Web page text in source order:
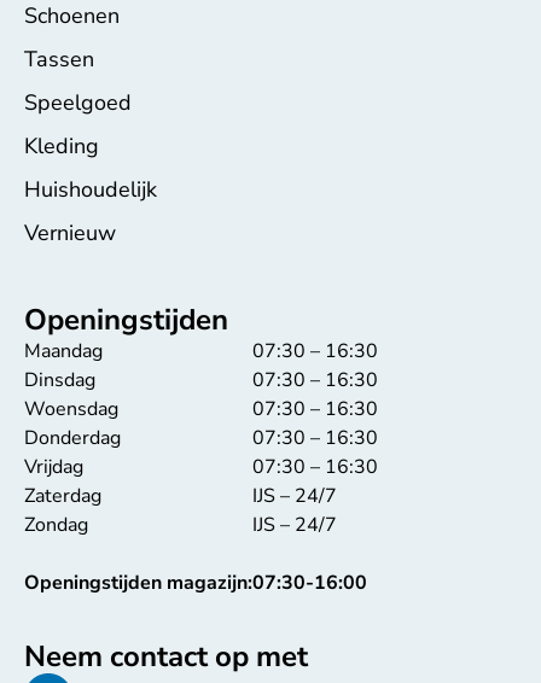
Schoenen
Tassen
Speelgoed
Kleding
Huishoudelijk
Vernieuw
Openingstijden
Maandag
Dinsdag
Woensdag
Donderdag
Vrijdag
Zaterdag
Zondag
Openingstijden magazijn:
07:30 – 16:30
07:30 – 16:30
07:30 – 16:30
07:30 – 16:30
07:30 – 16:30
IJS – 24/7
IJS – 24/7
07:30-16:00
Neem contact op met